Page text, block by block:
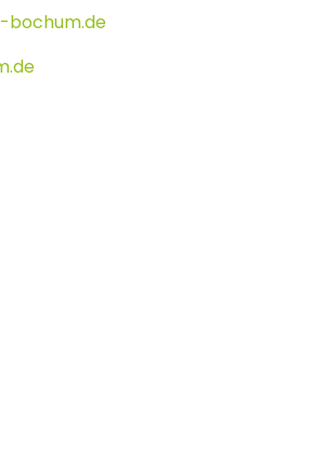
bochum.de